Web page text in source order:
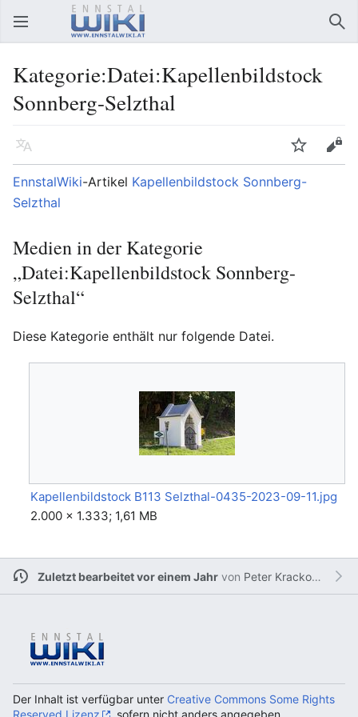
Hauptmenü öffnen
Kategorie:Datei:Kapellenbildstock
Sonnberg-Selzthal
Sprache Beobachten
Bearbeiten
EnnstalWiki-Artikel Kapellenbildstock Sonnberg-
Selzthal
Medien in der Kategorie
„Datei:Kapellenbildstock Sonnberg-
Selzthal“
Diese Kategorie enthält nur folgende Datei.
Kapellenbildstock B113 Selzthal-0435-2023-09-11.jpg
2.000 × 1.333; 1,61 MB
Zuletzt bearbeitet vor einem Jahrvon Peter Krackowizer
Der Inhalt ist verfügbar unter Creative Commons Some Rights
Reserved Lizenz
, sofern nicht anders angegeben.